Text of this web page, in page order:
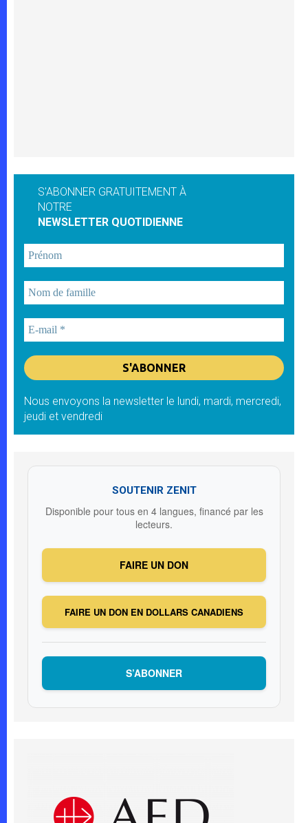
S'ABONNER GRATUITEMENT À
NOTRE
NEWSLETTER QUOTIDIENNE
Nous envoyons la newsletter le lundi, mardi, mercredi,
jeudi et vendredi
SOUTENIR ZENIT
Disponible pour tous en 4 langues, financé par les
lecteurs.
FAIRE UN DON
FAIRE UN DON EN DOLLARS CANADIENS
S’ABONNER